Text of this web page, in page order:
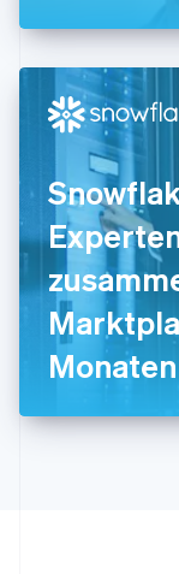
Monaten
Japan
日本語English
Kanada
EnglishFrançais
Kroatien
English
Lettland
English
Deutsch English
Litauen
English
Luxemburg
FrançaisDeutsch
Malaysia
Malta